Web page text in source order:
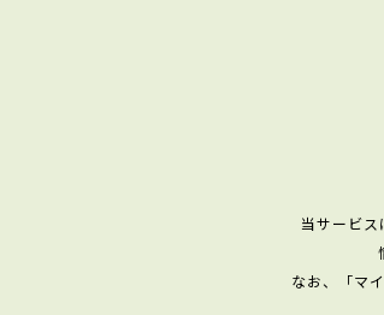
当サービ
なお、「マ